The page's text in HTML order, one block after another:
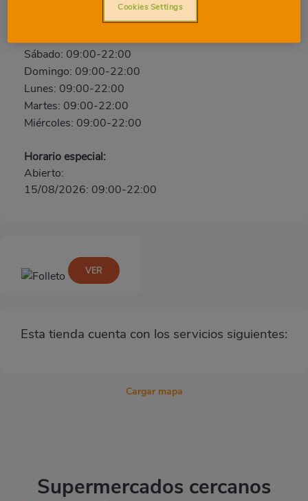
Jueves: 09:00-22:00
Sábado: 09:00-22:00
Domingo: 09:00-22:00
Lunes: 09:00-22:00
Martes: 09:00-22:00
Miércoles: 09:00-22:00
Horario especial:
Abierto:
15/08/2026: 09:00-22:00
Esta tienda cuenta con los servicios siguientes:
VER
Cargar mapa
Supermercados cercanos
Cookies Settings